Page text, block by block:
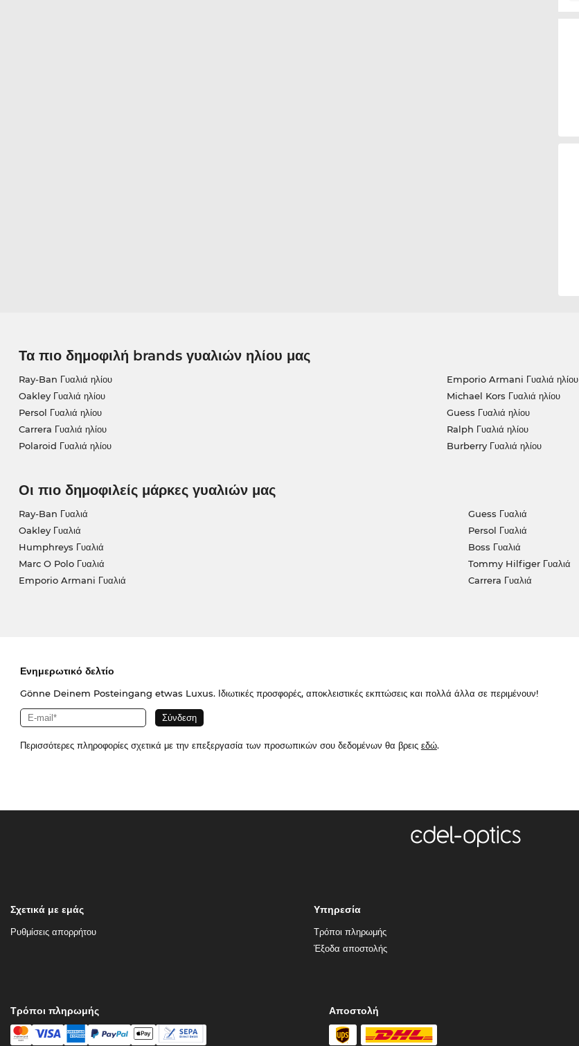
Τα πιο δημοφιλή brands γυαλιών ηλίου μας
Ray-Ban Γυαλιά ηλίου
Oakley Γυαλιά ηλίου
Persol Γυαλιά ηλίου
Carrera Γυαλιά ηλίου
Polaroid Γυαλιά ηλίου
Emporio Armani Γυαλιά ηλίου
Michael Kors Γυαλιά ηλίου
Guess Γυαλιά ηλίου
Ralph Γυαλιά ηλίου
Burberry Γυαλιά ηλίου
Οι πιο δημοφιλείς μάρκες γυαλιών μας
Ray-Ban Γυαλιά
Oakley Γυαλιά
Humphreys Γυαλιά
Marc O Polo Γυαλιά
Emporio Armani Γυαλιά
Guess Γυαλιά
Persol Γυαλιά
Boss Γυαλιά
Tommy Hilfiger Γυαλιά
Carrera Γυαλιά
Ενημερωτικό δελτίο
Gönne Deinem Posteingang etwas Luxus. Ιδιωτικές προσφορές, αποκλειστικές εκπτώσεις και πολλά άλλα σε περιμένουν!
Περισσότερες πληροφορίες σχετικά με την επεξεργασία των προσωπικών σου δεδομένων θα βρεις εδώ.
Σχετικά με εμάς
Ρυθμίσεις απορρήτου
Υπηρεσία
Τρόποι πληρωμής
Έξοδα αποστολής
Τρόποι πληρωμής Αποστολή